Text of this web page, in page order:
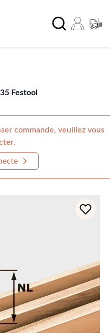
Chercher
Festool
commande, veuillez vous